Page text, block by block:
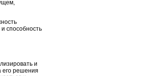
способность
и
его решения